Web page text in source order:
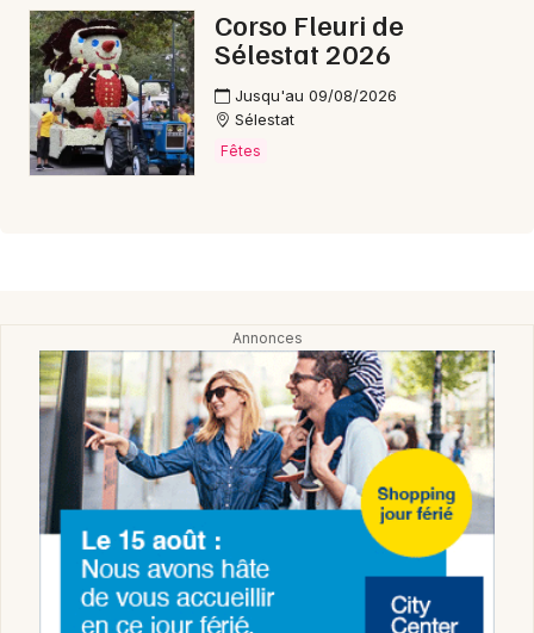
Corso Fleuri de
Sélestat 2026
Jusqu'au 09/08/2026
Sélestat
Fêtes